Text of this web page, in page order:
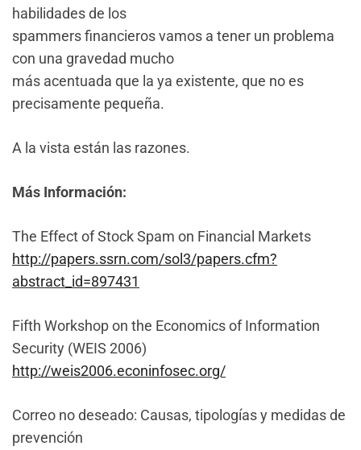
habilidades de los
spammers financieros vamos a tener un problema
con una gravedad mucho
más acentuada que la ya existente, que no es
precisamente pequeña.
A la vista están las razones.
Más Información:
The Effect of Stock Spam on Financial Markets
http://papers.ssrn.com/sol3/papers.cfm?
abstract_id=897431
Fifth Workshop on the Economics of Information
Security (WEIS 2006)
http://weis2006.econinfosec.org/
Correo no deseado: Causas, tipologías y medidas de
prevención